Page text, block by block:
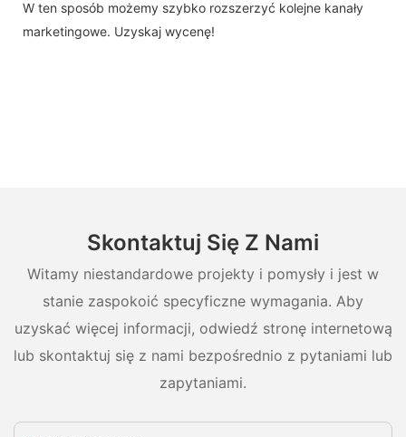
W ten sposób możemy szybko rozszerzyć kolejne kanały
marketingowe. Uzyskaj wycenę!
Skontaktuj Się Z Nami
Witamy niestandardowe projekty i pomysły i jest w
stanie zaspokoić specyficzne wymagania. Aby
uzyskać więcej informacji, odwiedź stronę internetową
lub skontaktuj się z nami bezpośrednio z pytaniami lub
zapytaniami.